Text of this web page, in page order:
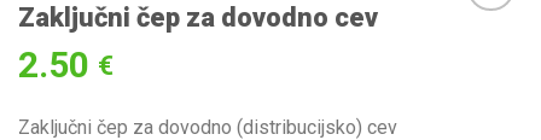
Zaključni čep za dovodno cev
2.50 €
Zaključni čep za dovodno (distribucijsko) cev